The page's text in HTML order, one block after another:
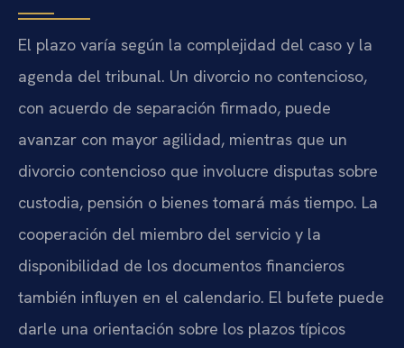
El plazo varía según la complejidad del caso y la
agenda del tribunal. Un divorcio no contencioso,
con acuerdo de separación firmado, puede
avanzar con mayor agilidad, mientras que un
divorcio contencioso que involucre disputas sobre
custodia, pensión o bienes tomará más tiempo. La
cooperación del miembro del servicio y la
disponibilidad de los documentos financieros
también influyen en el calendario. El bufete puede
darle una orientación sobre los plazos típicos